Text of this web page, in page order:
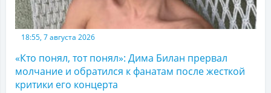
18:55, 7 августа 2026
«Кто понял, тот понял»: Дима Билан прервал
молчание и обратился к фанатам после жесткой
критики его концерта